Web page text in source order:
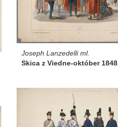
Joseph Lanzedelli ml.
Skica z Viedne-október 1848